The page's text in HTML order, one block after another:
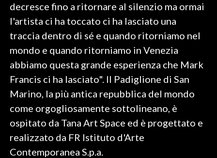
decresce fino a ritornare al silenzio ma ormai
l'artista ci ha toccato ci ha lasciato una
traccia dentro di sé e quando ritorniamo nel
mondo e quando ritorniamo in Venezia
abbiamo questa grande esperienza che Mark
Francis ci ha lasciato". Il Padiglione di San
Marino, la più antica repubblica del mondo
come orgogliosamente sottolineano, è
ospitato da Tana Art Space ed è progettato e
realizzato da FR Istituto d'Arte
Contemporanea S.p.a.